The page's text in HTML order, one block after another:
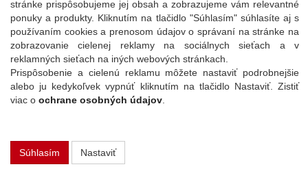
Kontakt
Služby
Aktuality
NOVINKY NA EMAIL
Prihlásiť
Viac informácií o tejto službe
Copyright
stránke prispôsobujeme jej obsah a zobrazujeme vám relevantné
ponuky a produkty. Kliknutím na tlačidlo "Súhlasím" súhlasíte aj s
používaním cookies a prenosom údajov o správaní na stránke na
zobrazovanie cielenej reklamy na sociálnych sieťach a v
reklamných sieťach na iných webových stránkach.
Prispôsobenie a cielenú reklamu môžete nastaviť podrobnejšie
alebo ju kedykoľvek vypnúť kliknutím na tlačidlo Nastaviť. Zistiť
viac o ochrane osobných údajov
Súhlasím Nastaviť